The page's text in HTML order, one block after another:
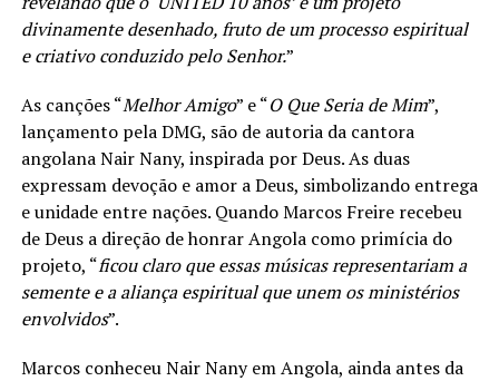
divinamente desenhado, fruto de um processo espiritual
e criativo conduzido pelo Senhor.”
As canções “Melhor Amigo” e “O Que Seria de Mim”,
lançamento pela DMG, são de autoria da cantora
angolana Nair Nany, inspirada por Deus. As duas
expressam devoção e amor a Deus, simbolizando entrega
e unidade entre nações. Quando Marcos Freire recebeu
de Deus a direção de honrar Angola como primícia do
projeto, “ficou claro que essas músicas representariam a
semente e a aliança espiritual que unem os ministérios
envolvidos”.
Marcos conheceu Nair Nany em Angola, ainda antes da